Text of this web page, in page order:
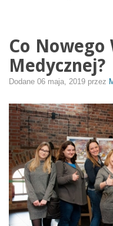
Co Nowego
Medycznej?
Dodane 06 maja, 2019 przez